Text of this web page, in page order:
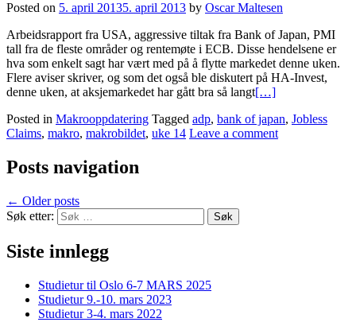
Posted on 5. april 20135. april 2013 by Oscar Maltesen
Arbeidsrapport fra USA, aggressive tiltak fra Bank of Japan, PMI
tall fra de fleste områder og rentemøte i ECB. Disse hendelsene er
hva som enkelt sagt har vært med på å flytte markedet denne uken.
Flere aviser skriver, og som det også ble diskutert på HA-Invest,
denne uken, at aksjemarkedet har gått bra så langt[…]
Posted in Makrooppdatering Tagged adp, bank of japan, Jobless
Claims, makro, makrobildet, uke 14 Leave a comment
Posts navigation
← Older posts
Søk etter:
Siste innlegg
Studietur til Oslo 6-7 MARS 2025
Studietur 9.-10. mars 2023
Studietur 3-4. mars 2022